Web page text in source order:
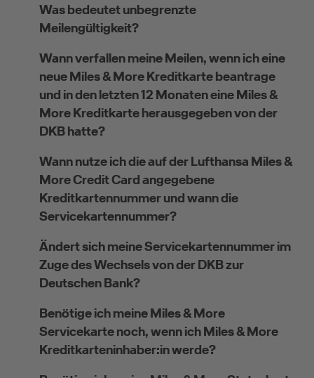
Was bedeutet unbegrenzte
Meilengültigkeit?
Wann verfallen meine Meilen, wenn ich eine
neue Miles & More Kreditkarte beantrage
und in den letzten 12 Monaten eine Miles &
More Kreditkarte herausgegeben von der
DKB hatte?
Wann nutze ich die auf der Lufthansa Miles &
More Credit Card angegebene
Kreditkartennummer und wann die
Servicekartennummer?
Ändert sich meine Servicekartennummer im
Zuge des Wechsels von der DKB zur
Deutschen Bank?
Benötige ich meine Miles & More
Servicekarte noch, wenn ich Miles & More
Kreditkarteninhaber:in werde?